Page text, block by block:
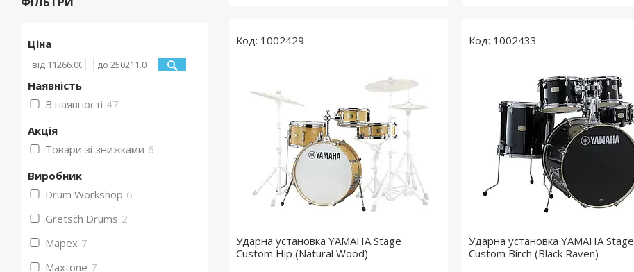
1002429
Ударна установка YAMAHA Stage
Custom Hip (Natural Wood)
1002433
Ударна установка YAMAHA Stage
Custom Birch (Black Raven)
Ціна
Наявність
В наявності 47
Акція
Товари зі знижками 6
Виробник
Drum Workshop 6
Gretsch Drums 2
Mapex 7
Maxtone 7